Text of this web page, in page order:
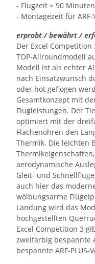
- Flugzeit > 90 Minuten
- Montagezeit für
erprobt / bewährt /
Der Excel
TOP-Allroundmodell
Modell ist als echter
nach Einsatzwunsch
oder hot geflogen
Gesamtkonzept mit
Flugleistungen. Der
optimiert mit der
Flächenohren den
Thermik. Die leichten
aerodynamische
Gleit- und
auch hier das
wölbungsarme
Landung wird das
hochgestellten
Excel Competition 3
zweifarbig bespannte
bespannte ARF-PLUS-